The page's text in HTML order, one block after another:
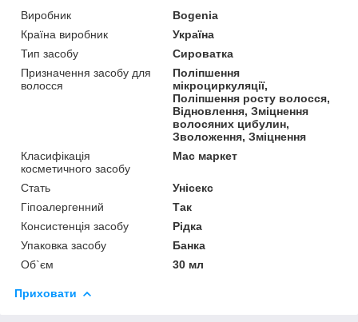
Виробник
Bogenia
Країна виробник
Україна
Тип засобу
Сироватка
Призначення засобу для
волосся
Поліпшення
мікроциркуляції,
Поліпшення росту волосся,
Відновлення, Зміцнення
волосяних цибулин,
Зволоження, Зміцнення
Класифікація
косметичного засобу
Мас маркет
Стать
Унісекс
Гіпоалергенний
Так
Консистенція засобу
Рідка
Упаковка засобу
Банка
Об`єм
30 мл
Приховати